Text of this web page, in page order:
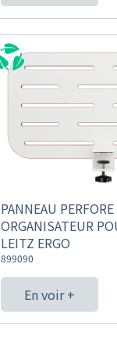
PANNEAU PERFORE
ORGANISATEUR
LEITZ ERGO
899090
En voir +